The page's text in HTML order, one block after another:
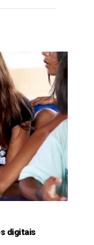
digitais